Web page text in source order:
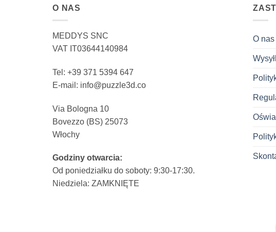
O NAS
MEDDYS SNC
VAT IT03644140984
Tel: +39 371 5394 647
E-mail: info@puzzle3d.co
Via Bologna 10
Bovezzo (BS) 25073
Włochy
Godziny otwarcia:
Od poniedziałku do soboty: 9:30-17:30.
Niedziela: ZAMKNIĘTE
O nas